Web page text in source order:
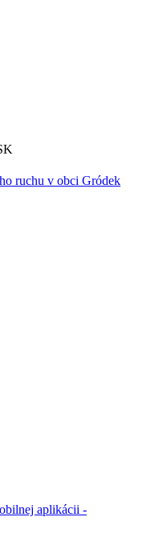
ruchu v obci Gródek
aplikácii -